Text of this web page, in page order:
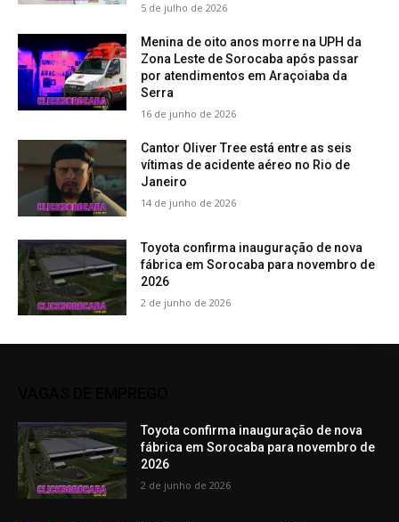
5 de julho de 2026
Menina de oito anos morre na UPH da
Zona Leste de Sorocaba após passar
por atendimentos em Araçoiaba da
Serra
16 de junho de 2026
Cantor Oliver Tree está entre as seis
vítimas de acidente aéreo no Rio de
Janeiro
14 de junho de 2026
Toyota confirma inauguração de nova
fábrica em Sorocaba para novembro de
2026
2 de junho de 2026
Toyota confirma inauguração de nova
fábrica em Sorocaba para novembro de
2026
2 de junho de 2026